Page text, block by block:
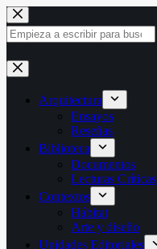
Saltar
al
contenido
Sin
resultados
Arquitectura
Ensayos
Reseñas
Biblioteca
Documentos
Lecturas Críticas
Contextos
Hábitat
Arte y diseño
Unidades Editoriales